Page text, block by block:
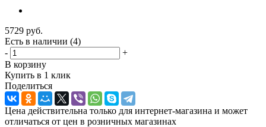
5729 руб.
Есть в наличии (4)
-
+
В корзину
Купить в 1 клик
Поделиться
Цена действительна только для интернет-магазина и может
отличаться от цен в розничных магазинах